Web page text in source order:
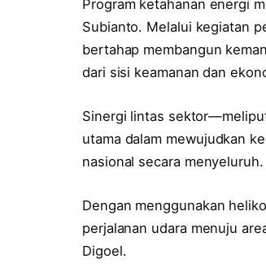
Program ketahanan energi
Subianto. Melalui kegiatan
bertahap membangun
dari sisi keamanan dan
Sinergi lintas
utama dalam mewujudkan
nasional secara menyeluruh.
Dengan menggunakan
perjalanan udara menuju
Digoel.